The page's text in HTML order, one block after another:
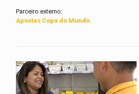
Parceiro externo:
Apostas Copa do Mundo